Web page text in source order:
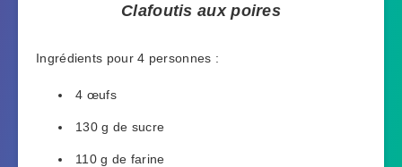
Clafoutis aux poires
Ingrédients pour 4 personnes :
4 œufs
130 g de sucre
110 g de farine